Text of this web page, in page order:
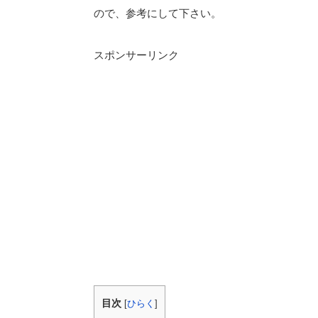
ので、参考にして下さい。
スポンサーリンク
目次 [ひらく ]